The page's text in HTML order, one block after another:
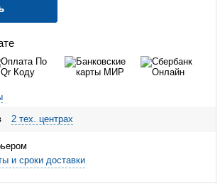
2 тех. центрах
и сроки доставки